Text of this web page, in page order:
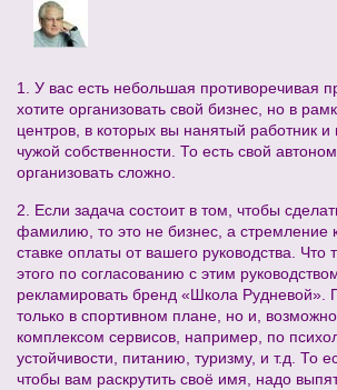
1. У вас есть небольшая противоречивая
хотите организовать свой бизнес, но в
центров, в которых вы нанятый работник и
чужой собственности. То есть свой
организовать сложно.
2. Если задача состоит в том, чтобы
фамилию, то это не бизнес, а стремление
ставке оплаты от вашего руководства.
этого по согласованию с этим
рекламировать бренд «Школа Рудневой».
только в спортивном плане, но и,
комплексом сервисов, например, по
устойчивости, питанию, туризму, и т.д. То
чтобы вам раскрутить своё имя, надо